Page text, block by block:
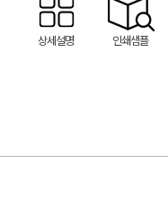
상세설명 인쇄샘플